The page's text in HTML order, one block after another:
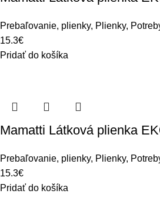
Prebaľovanie, plienky, Plienky,
15.3€
Pridať do košíka
Mamatti Látková plienka
Prebaľovanie, plienky, Plienky,
15.3€
Pridať do košíka